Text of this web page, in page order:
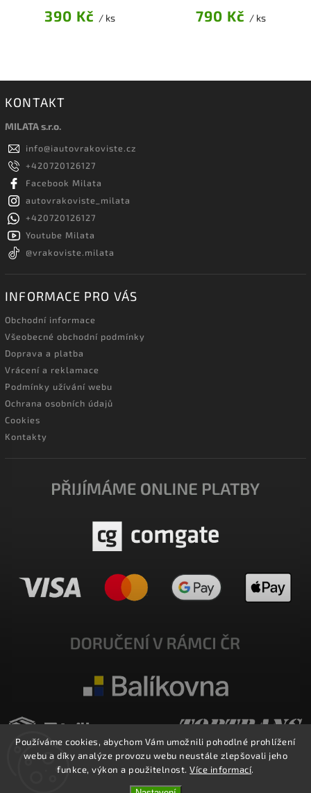
Používáme cookies, abychom Vám umožnili pohodlné prohlížení
webu a díky analýze provozu webu neustále zlepšovali jeho
funkce, výkon a použitelnost.Více informací.
390 Kč / ks 790 Kč / ks
KONTAKT
MILATA s.r.o.
info@iautovrakoviste.cz
+420720126127
Facebook Milata
autovrakoviste_milata
+420720126127
Youtube Milata
@vrakoviste.milata
INFORMACE PRO VÁS
Obchodní informace
Všeobecné obchodní podmínky
Doprava a platba
Vrácení a reklamace
Podmínky užívání webu
Ochrana osobních údajů
Cookies
Kontakty